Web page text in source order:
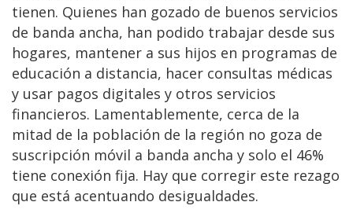
tienen. Quienes han gozado de buenos servicios
de banda ancha, han podido trabajar desde sus
hogares, mantener a sus hijos en programas de
educación a distancia, hacer consultas médicas
y usar pagos digitales y otros servicios
financieros. Lamentablemente, cerca de la
mitad de la población de la región no goza de
suscripción móvil a banda ancha y solo el 46%
tiene conexión fija. Hay que corregir este rezago
que está acentuando desigualdades.